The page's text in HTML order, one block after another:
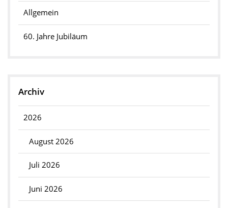
Allgemein
60. Jahre Jubiläum
Archiv
2026
August 2026
Juli 2026
Juni 2026